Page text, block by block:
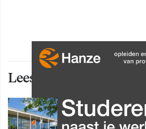
Lees ook deze artikelen
INNOVATIE
Grip op data en